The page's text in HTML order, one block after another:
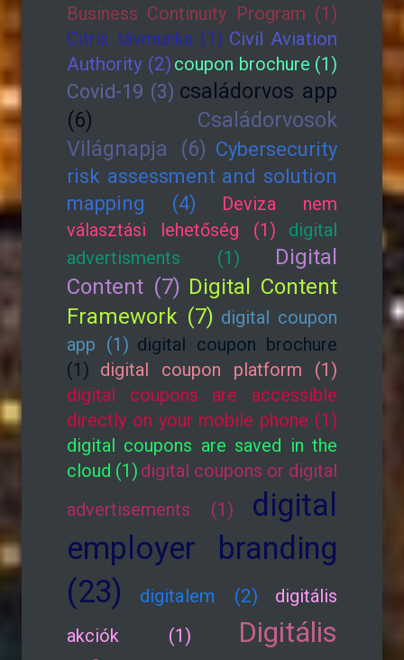
Business Continuity Program (1)
Citrix távmunka (1) Civil Aviation
Authority (2) coupon brochure (1)
Covid-19 (3) családorvos app
(6)
Családorvosok
Világnapja (6) Cybersecurity
risk assessment and solution
mapping (4)
Deviza nem
választási lehetőség (1)
digital
advertisments (1)
Digital
Content (7) Digital Content
Framework (7) digital coupon
app (1) digital coupon brochure
(1) digital coupon platform (1)
digital coupons are accessible
directly on your mobile phone (1)
digital coupons are saved in the
cloud (1) digital coupons or digital
advertisements (1)
digital
employer branding
(23)
digitalem (2)
digitális
akciók (1)
Digitális